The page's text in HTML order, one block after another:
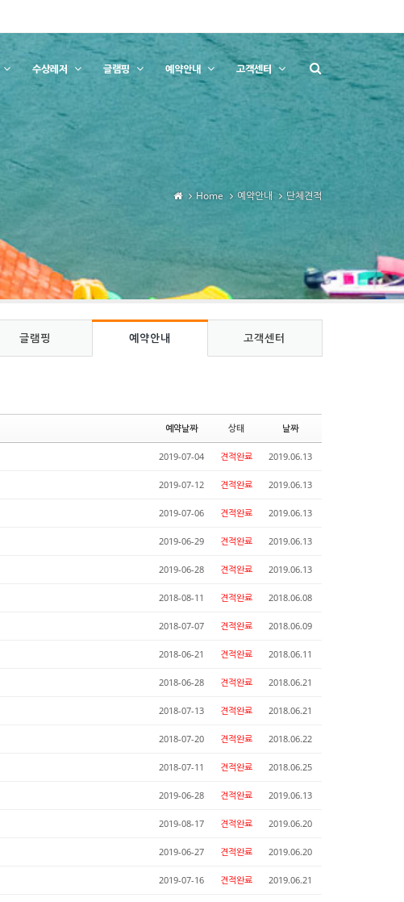
수상레저 글램핑 예약안내 고객센터
Home 예약안내 단체견적
글램핑 예약안내 고객센터
예약날짜 상태 날짜
2019-07-04 견적완료 2019.06.13
2019-07-12 견적완료 2019.06.13
2019-07-06 견적완료 2019.06.13
2019-06-29 견적완료 2019.06.13
2019-06-28 견적완료 2019.06.13
2018-08-11 견적완료 2018.06.08
2018-07-07 견적완료 2018.06.09
2018-06-21 견적완료 2018.06.11
2018-06-28 견적완료 2018.06.21
2018-07-13 견적완료 2018.06.21
2018-07-20 견적완료 2018.06.22
2018-07-11 견적완료 2018.06.25
2019-06-28 견적완료 2019.06.13
2019-08-17 견적완료 2019.06.20
2019-06-27 견적완료 2019.06.20
2019-07-16 견적완료 2019.06.21